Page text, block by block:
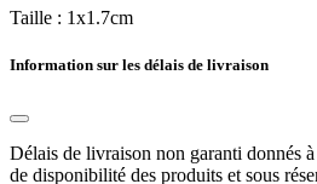
Taille : 1x1.7cm
Information sur les délais de livraison
Délais de livraison non garanti donnés
de disponibilité des produits et sous